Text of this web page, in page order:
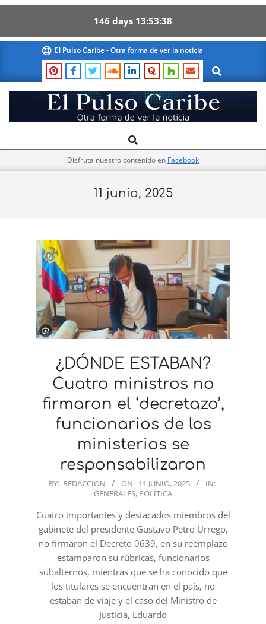
146 days 13 53 37
content
El Pulso Caribe - Otra forma de ver la noticia
Search
El
Pulso
Navigation
Search
Disfruta nuestro contenido en Facebook
11 junio, 2025
¿DÓNDE ESTABAN?
Cuatro ministros no
firmaron el ‘decretazo’,
funcionarios de los
ministerios se
responsabilizaron
2025-
11
BY: REDACCION ON: 11 JUNIO, 2025
IN:
GENERALES, POLÍTICA
Cuatro importantes y destacados miembros del
gabinete del presidente Gustavo Petro Urrego,
no firmaron el Decreto 0639, en su reemplazo
estamparon su rúbricas, funcionarios
subalternos, mientras que se ha conocido que
los titulares se encuentran en el país, no
estaban de viaje y el caso del Ministro de
Justicia, Eduardo